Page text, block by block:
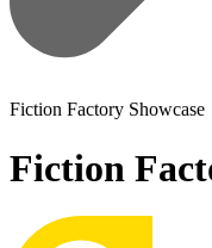
Fiction Factory Showcase
Fiction